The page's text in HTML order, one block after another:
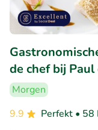
de chef bij
Morgen
9.9
Perfekt • 58